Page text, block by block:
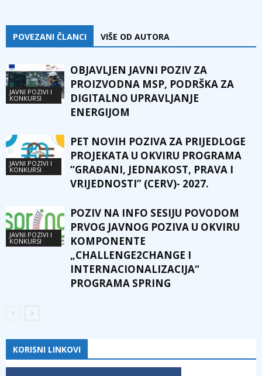
POVEZANI ČLANCI VIŠE OD AUTORA
JAVNI POZIVI I
KONKURSI
OBJAVLJEN JAVNI POZIV ZA
PROIZVODNA MSP, PODRŠKA ZA
DIGITALNO UPRAVLJANJE
ENERGIJOM
JAVNI POZIVI I
KONKURSI
PET NOVIH POZIVA ZA PRIJEDLOGE
PROJEKATA U OKVIRU PROGRAMA
“GRAĐANI, JEDNAKOST, PRAVA I
VRIJEDNOSTI” (CERV)- 2027.
JAVNI POZIVI I
KONKURSI
POZIV NA INFO SESIJU POVODOM
PRVOG JAVNOG POZIVA U OKVIRU
KOMPONENTE
„CHALLENGE2CHANGE I
INTERNACIONALIZACIJA“
PROGRAMA SPRING
KORISNI LINKOVI